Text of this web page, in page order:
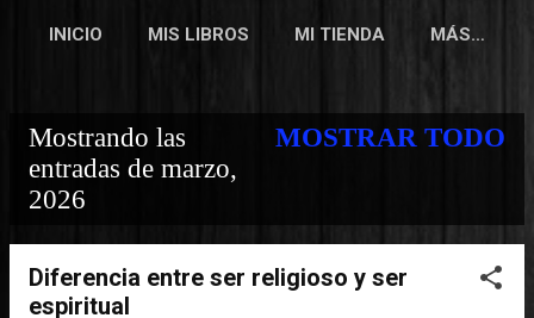
INICIO MIS LIBROS MI TIENDA MÁS…
E
n
Mostrando las
entradas de marzo,
2026
MOSTRAR TODO
Diferencia entre ser religioso y ser
espiritual